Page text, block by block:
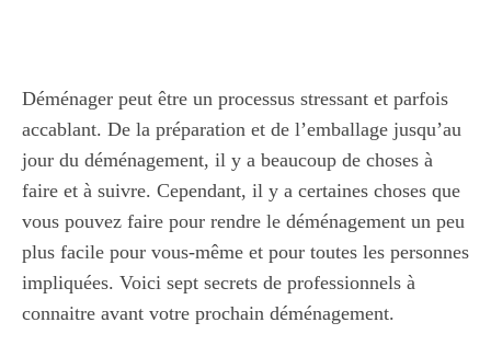
Déménager peut être un processus stressant et parfois
accablant. De la préparation et de l’emballage jusqu’au
jour du déménagement, il y a beaucoup de choses à
faire et à suivre. Cependant, il y a certaines choses que
vous pouvez faire pour rendre le déménagement un peu
plus facile pour vous-même et pour toutes les personnes
impliquées. Voici sept secrets de professionnels à
connaitre avant votre prochain déménagement.